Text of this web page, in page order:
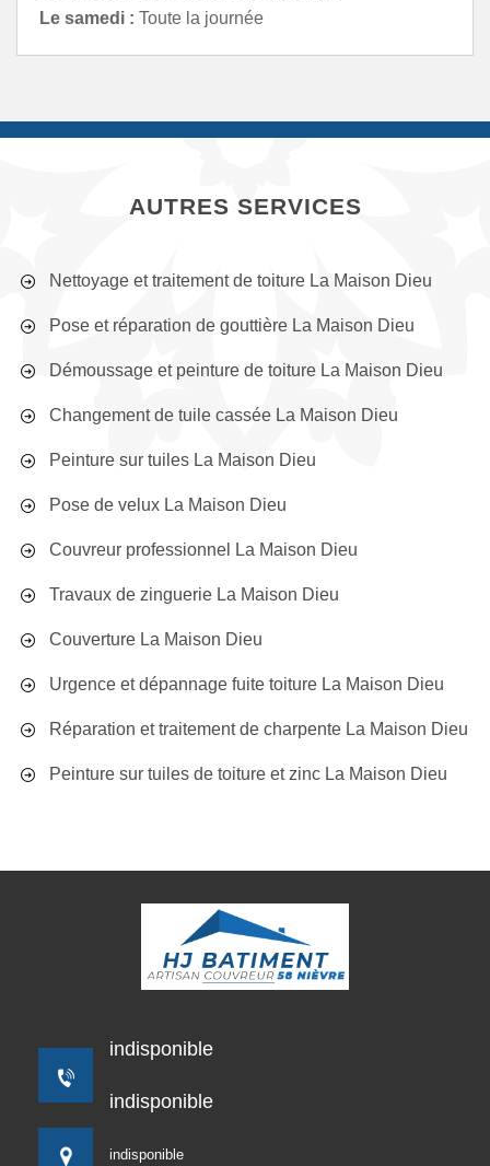
Le samedi : Toute la journée
AUTRES SERVICES
Nettoyage et traitement de toiture La Maison Dieu
Pose et réparation de gouttière La Maison Dieu
Démoussage et peinture de toiture La Maison Dieu
Changement de tuile cassée La Maison Dieu
Peinture sur tuiles La Maison Dieu
Pose de velux La Maison Dieu
Couvreur professionnel La Maison Dieu
Travaux de zinguerie La Maison Dieu
Couverture La Maison Dieu
Urgence et dépannage fuite toiture La Maison Dieu
Réparation et traitement de charpente La Maison Dieu
Peinture sur tuiles de toiture et zinc La Maison Dieu
indisponible
indisponible
indisponible